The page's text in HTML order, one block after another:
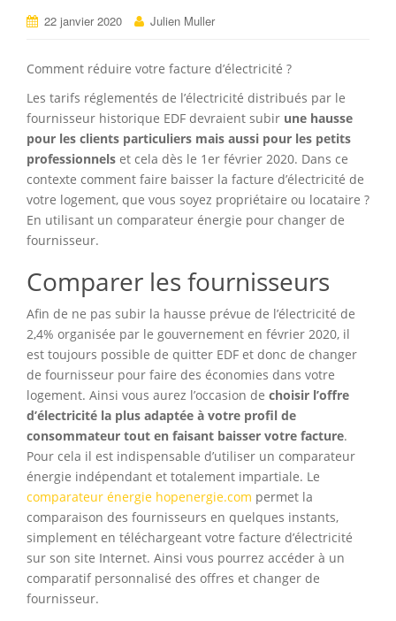
22 janvier 2020 Julien Muller
Comment réduire votre facture d’électricité ?
Les tarifs réglementés de l’électricité distribués par le
fournisseur historique EDF devraient subir une hausse
pour les clients particuliers mais aussi pour les petits
professionnels et cela dès le 1er février 2020. Dans ce
contexte comment faire baisser la facture d’électricité de
votre logement, que vous soyez propriétaire ou locataire ?
En utilisant un comparateur énergie pour changer de
fournisseur.
Comparer les fournisseurs
Afin de ne pas subir la hausse prévue de l’électricité de
2,4% organisée par le gouvernement en février 2020, il
est toujours possible de quitter EDF et donc de changer
de fournisseur pour faire des économies dans votre
logement. Ainsi vous aurez l’occasion de choisir l’offre
d’électricité la plus adaptée à votre profil de
consommateur tout en faisant baisser votre facture.
Pour cela il est indispensable d’utiliser un comparateur
énergie indépendant et totalement impartiale. Le
comparateur énergie hopenergie.com permet la
comparaison des fournisseurs en quelques instants,
simplement en téléchargeant votre facture d’électricité
sur son site Internet. Ainsi vous pourrez accéder à un
comparatif personnalisé des offres et changer de
fournisseur.